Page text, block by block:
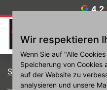
Wir respektieren
Wenn Sie auf "Alle
Speicherung von Cookies
auf der Website zu
analysieren und unsere
4.2
Startseite Warum ein